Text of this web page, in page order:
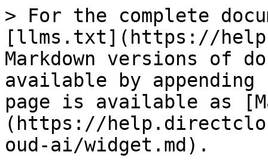
> For the complete
[llms.txt](https://
Markdown versions of
available by
page is available as
(https://
oud-ai/widget.md).